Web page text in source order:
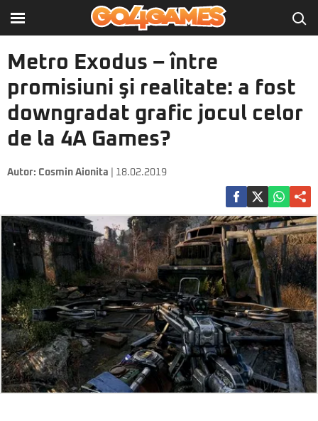
Metro Exodus – între
promisiuni şi realitate: a fost
downgradat grafic jocul celor
de la 4A Games?
Autor: Cosmin Aionita | 18.02.2019